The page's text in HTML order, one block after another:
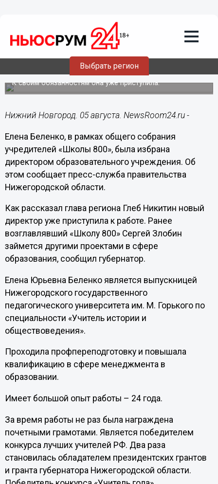
Выбрать регион
05.08.202121:31
Елена Беленко избрана директором
нижегородской «Школы 800»
К своим обязанностям она уже приступила.
Нижний Новгород. 05 августа. NewsRoom24.ru -
Елена Беленко, в рамках общего собрания
учредителей «Школы 800», была избрана
директором образовательного учреждения. Об
этом сообщает пресс-служба правительства
Нижегородской области.
Как рассказал глава региона Глеб Никитин новый
директор уже приступила к работе. Ранее
возглавлявший «Школу 800» Сергей Злобин
займется другими проектами в сфере
образования, сообщил губернатор.
Елена Юрьевна Беленко является выпускницей
Нижегородского государственного
педагогического университета им. М. Горького по
специальности «Учитель истории и
обществоведения».
Проходила профпереподготовку и повышала
квалификацию в сфере менеджмента в
образовании.
Имеет большой опыт работы – 24 года.
За время работы не раз была награждена
почетными грамотами. Является победителем
конкурса лучших учителей РФ. Два раза
становилась обладателем президентских грантов
и гранта губернатора Нижегородской области.